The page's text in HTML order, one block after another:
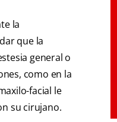
la
que la
general o
como en la
facial le
su cirujano.